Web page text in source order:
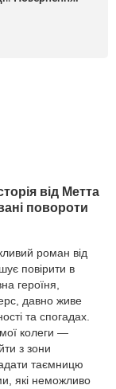
від Метта
повороти
роман від
повірити в
героїня,
давно живе
та спогадах.
колеги —
з зони
таємницю
які неможливо